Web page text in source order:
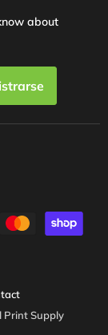
about
Print Supply